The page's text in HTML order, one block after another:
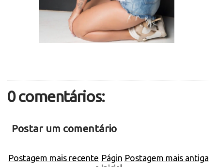
0 comentários:
Postar um comentário
Postagem mais recente Postagem mais antiga
Págin